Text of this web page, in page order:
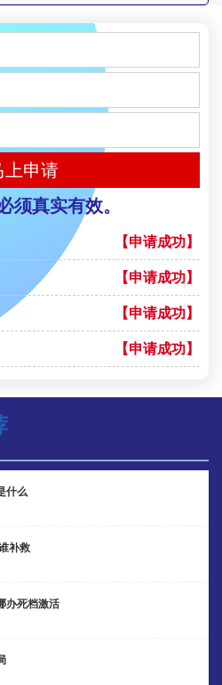
上申请
须真实有效。
【申请成功】
【申请成功】
【申请成功】
【申请成功】
什么
补救
办死档激活